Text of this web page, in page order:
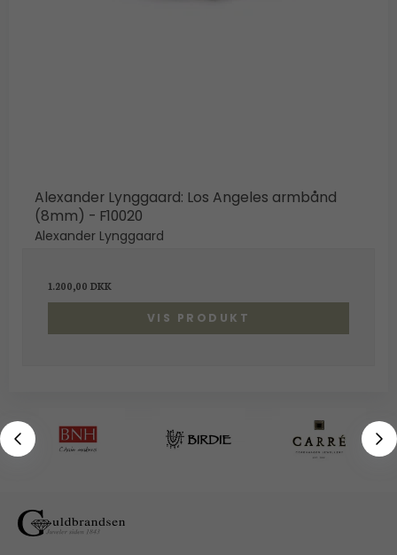
Alexander Lynggaard: Los Angeles armbånd
(8mm) - F10020
Alexander Lynggaard
1.200,00 DKK
VIS PRODUKT